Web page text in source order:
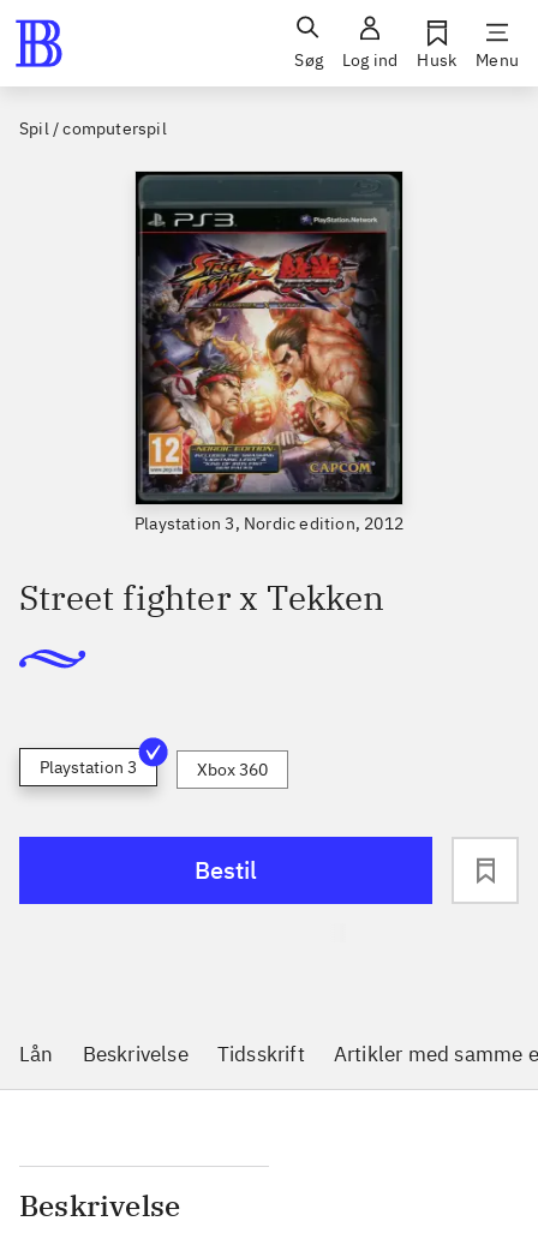
Søg Log ind Husk Menu
Spil / computerspil
Playstation 3, Nordic edition, 2012
Street fighter x Tekken
Playstation 3 Xbox 360
Bestil
Lån Beskrivelse Tidsskrift Artikler med samme
Beskrivelse